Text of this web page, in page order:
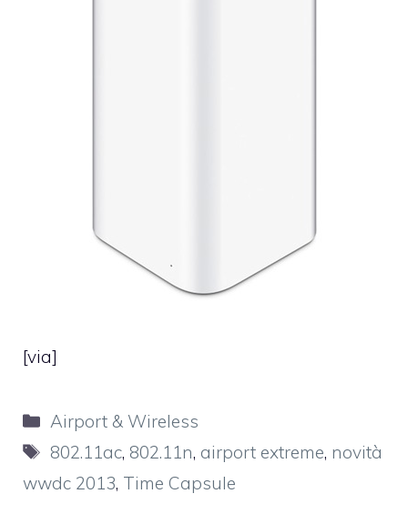
[via]
Categorie
Airport & Wireless
Tag
802.11ac,802.11n, airport extreme, novità
wwdc 2013, Time Capsule